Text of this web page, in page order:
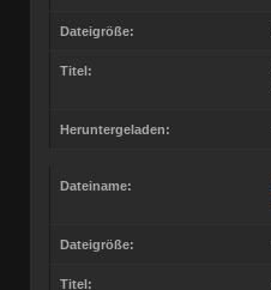
Dateigröße:
Titel:
Heruntergeladen:
Dateiname:
Dateigröße:
Titel: